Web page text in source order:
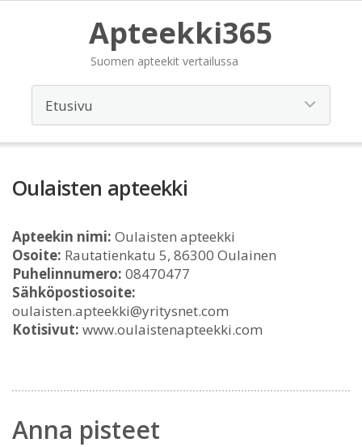
Apteekki365
Suomen apteekit vertailussa
Oulaisten apteekki
Apteekin nimi: Oulaisten apteekki
Osoite: Rautatienkatu 5, 86300 Oulainen
Puhelinnumero: 08470477
Sähköpostiosoite:
oulaisten.apteekki@yritysnet.com
Kotisivut: www.oulaistenapteekki.com
Anna pisteet